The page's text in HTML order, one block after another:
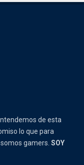
de esta
lo que para
gamers. SOY